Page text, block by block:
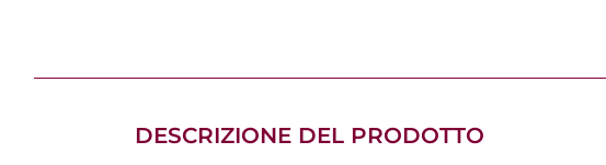
DESCRIZIONE DEL PRODOTTO